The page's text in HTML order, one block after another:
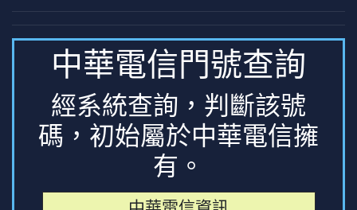
中華電信門號查詢
經系統查詢，判斷該號
碼，初始屬於中華電信擁
有。